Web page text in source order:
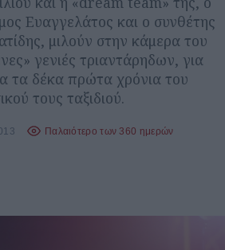
Ευαγγελάτος και ο συνθέτης
μιλούν στην κάμερα του
γενιές τριαντάρηδων, για
τα δέκα πρώτα χρόνια του
τους ταξιδιού.
Παλαιότερο των 360 ημερών